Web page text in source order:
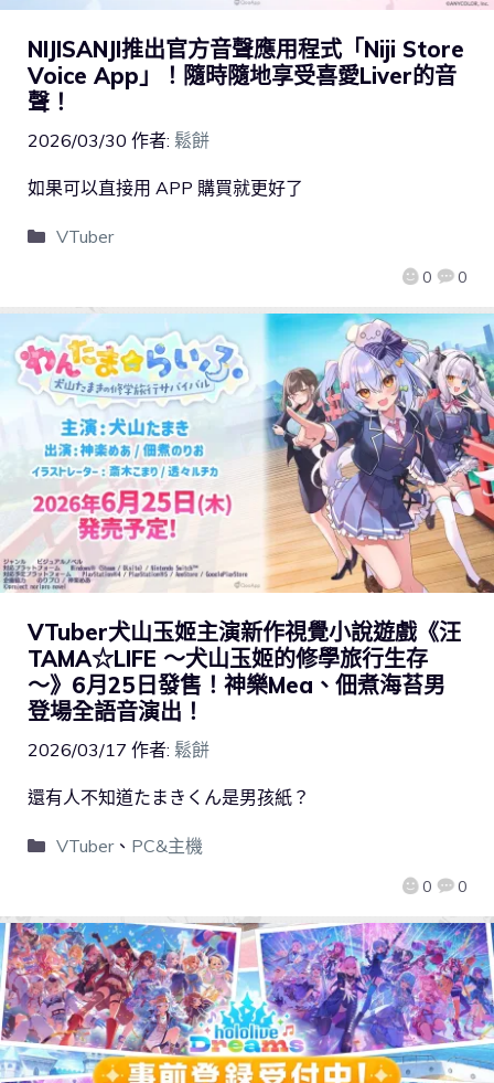
NIJISANJI推出官方音聲應用程式「Niji Store
Voice App」！隨時隨地享受喜愛Liver的音
聲！
2026/03/30 作者: 鬆餅
0 0
如果可以直接用 APP 購買就更好了
VTuber
VTuber犬山玉姬主演新作視覺小說遊戲《汪
TAMA☆LIFE ～犬山玉姬的修學旅行生存
～》6月25日發售！神樂Mea、佃煮海苔男
登場全語音演出！
2026/03/17 作者: 鬆餅
0 0
還有人不知道たまきくん是男孩紙？
VTuber、 PC&主機